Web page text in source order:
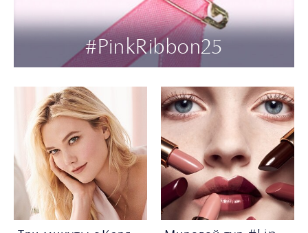
#PinkRibbon25